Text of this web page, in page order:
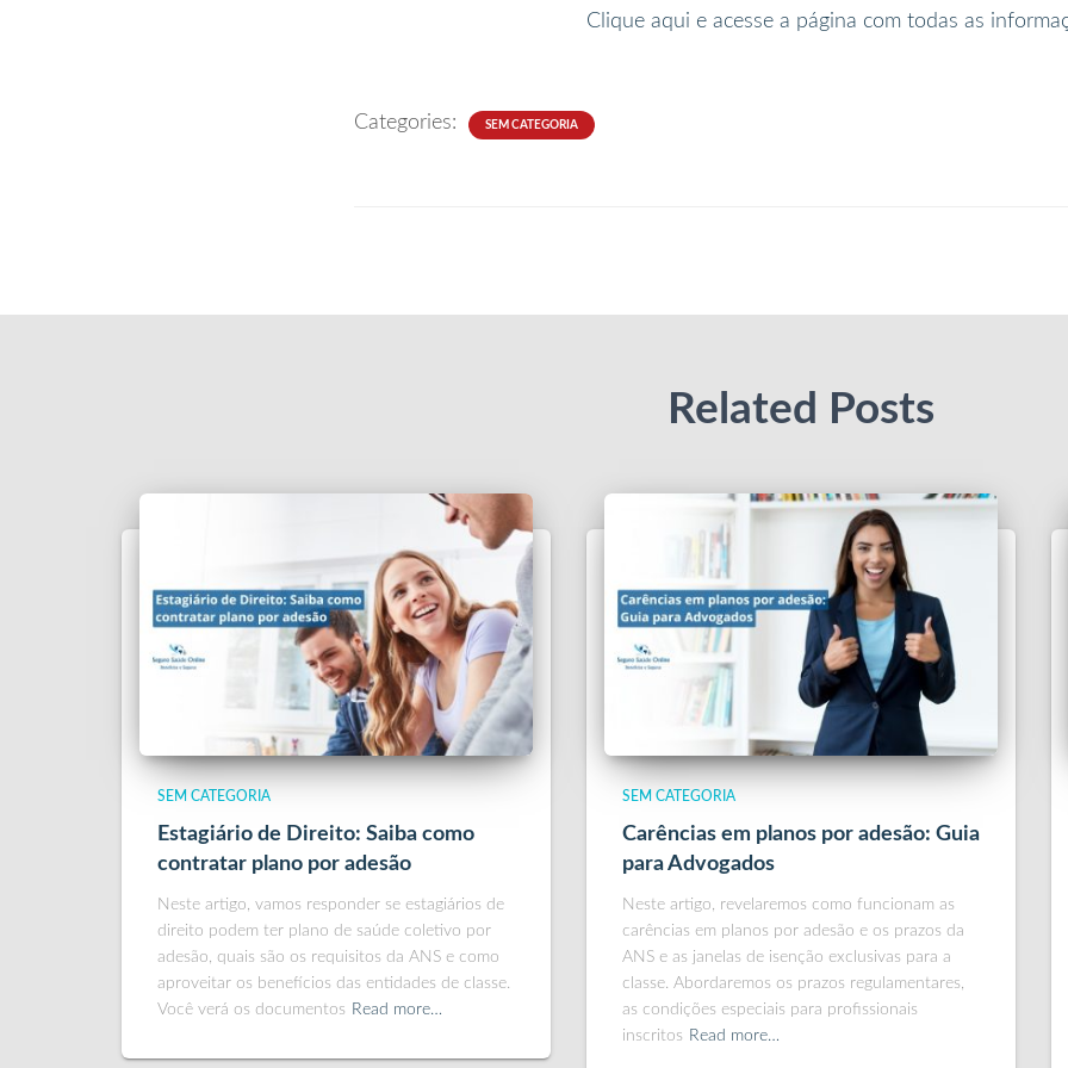
Clique aqui e acesse a página com todas as
Categories: SEM CATEGORIA
Related Posts
SEM CATEGORIA
Estagiário de Direito: Saiba como
contratar plano por adesão
Neste artigo, vamos responder se estagiários de
direito podem ter plano de saúde coletivo por
adesão, quais são os requisitos da ANS e como
aproveitar os benefícios das entidades de classe.
Você verá os documentos Read more…
SEM CATEGORIA
Carências em planos por adesão: Guia
para Advogados
Neste artigo, revelaremos como funcionam as
carências em planos por adesão e os prazos da
ANS e as janelas de isenção exclusivas para a
classe. Abordaremos os prazos regulamentares,
as condições especiais para profissionais
inscritos Read more…